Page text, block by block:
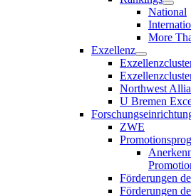
National
More
Exzellenz
Northwest
U Bremen
ZWE
Förderungen
Förderungen